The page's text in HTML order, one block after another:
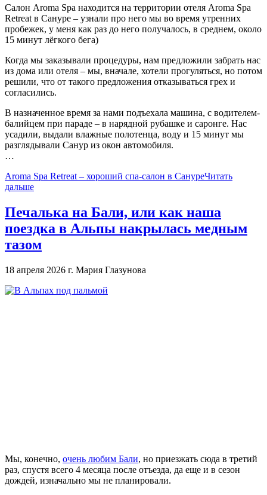
Салон Aroma Spa находится на территории отеля Aroma Spa
Retreat в Сануре – узнали про него мы во время утренних
пробежек, у меня как раз до него получалось, в среднем, около
15 минут лёгкого бега)
Когда мы заказывали процедуры, нам предложили забрать нас
из дома или отеля – мы, вначале, хотели прогуляться, но потом
решили, что от такого предложения отказываться грех и
согласились.
В назначенное время за нами подъехала машина, с водителем-
балийцем при параде – в нарядной рубашке и саронге. Нас
усадили, выдали влажные полотенца, воду и 15 минут мы
разглядывали Санур из окон автомобиля.
…
Aroma Spa Retreat – хороший спа-салон в СануреЧитать
дальше
Печалька на Бали, или как наша
поездка в Альпы накрылась медным
тазом
18 апреля 2026 г. Мария Глазунова
Мы, конечно, очень любим Бали, но приезжать сюда в третий
раз, спустя всего 4 месяца после отъезда, да еще и в сезон
дождей, изначально мы не планировали.